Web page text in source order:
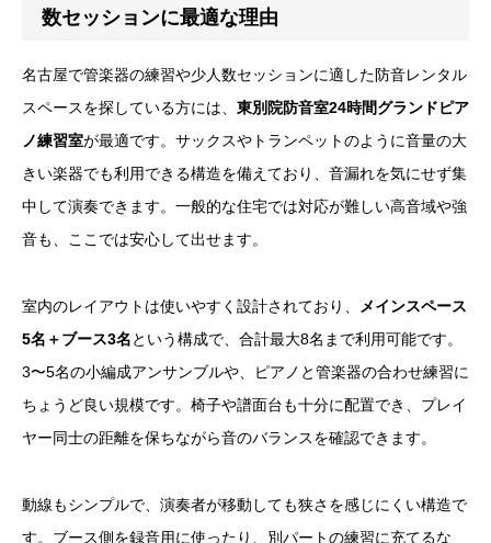
数セッションに最適な理由
名古屋で管楽器の練習や少人数セッションに適した防音レンタル
スペースを探している方には、 東別院防音室24時間グランドピア
ノ練習室が最適です。サックスやトランペットのように音量の大
きい楽器でも利用できる構造を備えており、音漏れを気にせず集
中して演奏できます。一般的な住宅では対応が難しい高音域や強
音も、ここでは安心して出せます。
室内のレイアウトは使いやすく設計されており、
メインスペース
5名＋ブース3名という構成で、合計最大8名まで利用可能です。
3〜5名の小編成アンサンブルや、ピアノと管楽器の合わせ練習に
ちょうど良い規模です。椅子や譜面台も十分に配置でき、プレイ
ヤー同士の距離を保ちながら音のバランスを確認できます。
動線もシンプルで、演奏者が移動しても狭さを感じにくい構造で
す。ブース側を録音用に使ったり、別パートの練習に充てるな